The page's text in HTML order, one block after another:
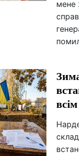
мене